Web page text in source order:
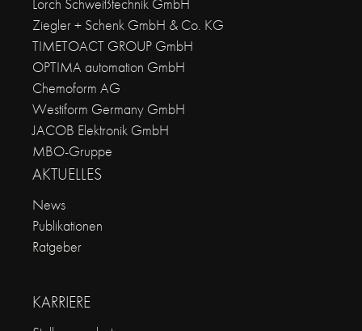
Ziegler + Schenk GmbH & Co. KG
TIMETOACT GROUP GmbH
OPTIMA automation GmbH
Chemoform AG
Westiform Germany GmbH
JACOB Elektronik GmbH
MBO-Gruppe
AKTUELLES
News
Publikationen
Ratgeber
KARRIERE